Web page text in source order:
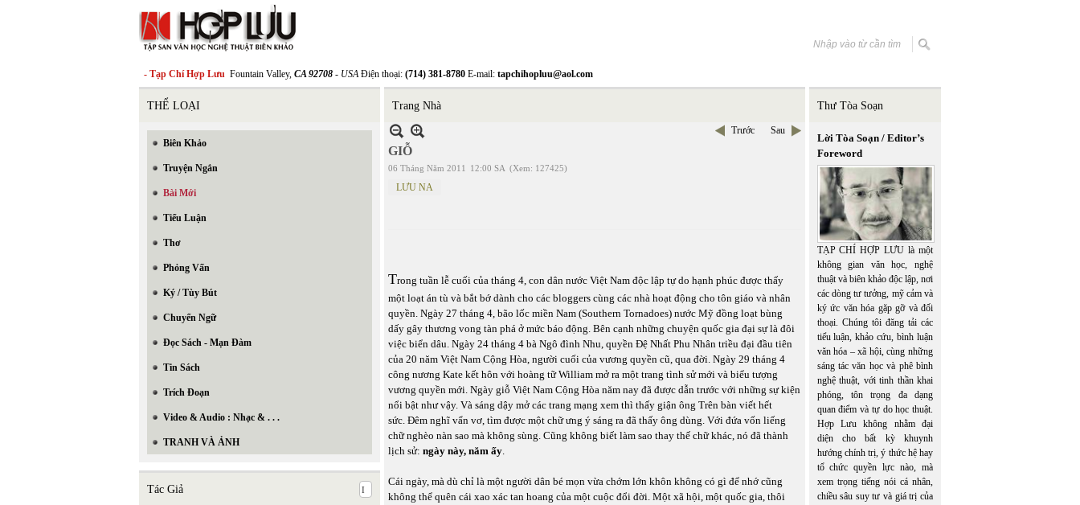
- Tạp Chí Hợp Lưu Fountain Valley, CA 92708 - USAĐiện thoại: (714) 381-8780 E-mail: tapchihopluu@aol.com
THỂ LOẠI
Biên Khảo
Truyện Ngắn
Bài Mới
Tiểu Luận
Thơ
Phỏng Vấn
Ký / Tùy Bút
Chuyển Ngữ
Đọc Sách - Mạn Đàm
Tin Sách
Trích Đoạn
Video & Audio : Nhạc & . . .
TRANH VÀ ẢNH
Tác Giả
Trang Nhà
Trước Sau
GIỖ
06 Tháng Năm 2011 12:00 SA (Xem: 127425)
LƯU NA
Trong tuần lễ cuối của tháng 4, con dân nước Việt Nam độc lập tự do hạnh phúc được thấy
một loạt án tù và bắt bớ dành cho các bloggers cùng các nhà hoạt động cho tôn giáo và nhân
quyền. Ngày 27 tháng 4, bão lốc miền Nam (Southern Tornadoes) nước Mỹ đồng loạt bùng
dấy gây thương vong tàn phá ở mức báo động. Bên cạnh những chuyện quốc gia đại sự là đôi
việc biển dâu. Ngày 24 tháng 4 bà Ngô đình Nhu, quyền Đệ Nhất Phu Nhân triều đại đầu tiên
của 20 năm Việt Nam Cộng Hòa, người cuối của vương quyền cũ, qua đời. Ngày 29 tháng 4
công nương Kate kết hôn với hoàng tữ William mở ra một trang tình sử mới và biểu tượng
vương quyền mới. Ngày giỗ Việt Nam Cộng Hòa năm nay đã được dẫn trước với những sự kiện
nổi bật như vậy. Và sáng dậy mở các trang mạng xem thì thấy giận ông Trên bàn viết hết
sức. Đêm nghĩ vẩn vơ, tìm được một chữ ưng ý sáng ra đã thấy ông dùng. Với đứa vốn liếng
chữ nghèo nàn sao mà không sùng. Cũng không biết làm sao thay thế chữ khác, nó đã thành
lịch sử: ngày này, năm ấy.
Cái ngày, mà dù chỉ là một người dân bé mọn vừa chớm lớn khôn không có gì để nhớ cũng
không thể quên cái xao xác tan hoang của một cuộc đổi đời. Một xã hội, một quốc gia, thôi
Thư Tòa Soạn
Lời Tòa Soạn / Editor’s
Foreword
TẠP CHÍ HỢP LƯU là một
không gian văn học, nghệ
thuật và biên khảo độc lập, nơi
các dòng tư tưởng, mỹ cảm và
ký ức văn hóa gặp gỡ và đối
thoại. Chúng tôi đăng tải các
tiểu luận, khảo cứu, bình luận
văn hóa – xã hội, cùng những
sáng tác văn học và phê bình
nghệ thuật, với tinh thần khai
phóng, tôn trọng đa dạng
quan điểm và tự do học thuật.
Hợp Lưu không nhằm đại
diện cho bất kỳ khuynh
hướng chính trị, ý thức hệ hay
tổ chức quyền lực nào, mà
xem trọng tiếng nói cá nhân,
chiều sâu suy tư và giá trị của